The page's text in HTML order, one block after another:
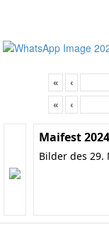
« ‹
«
‹
Maifest 2024
Bilder des 29.